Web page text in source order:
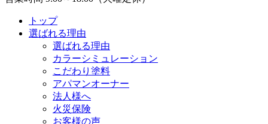
トップ
選ばれる理由
選ばれる理由
カラーシミュレーション
こだわり塗料
アパマンオーナー
法人様へ
火災保険
お客様の声